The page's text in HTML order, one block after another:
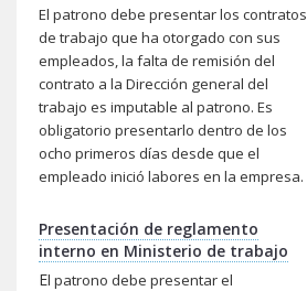
El patrono debe presentar los contratos
de trabajo que ha otorgado con sus
empleados, la falta de remisión del
contrato a la Dirección general del
trabajo es imputable al patrono. Es
obligatorio presentarlo dentro de los
ocho primeros días desde que el
empleado inició labores en la empresa.
Presentación de reglamento
interno en Ministerio de trabajo
El patrono debe presentar el